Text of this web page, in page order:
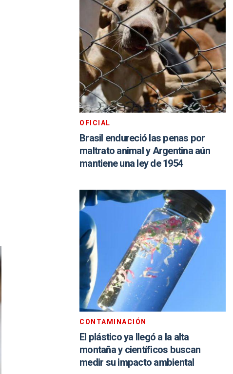
OFICIAL
Brasil endureció las penas por
maltrato animal y Argentina aún
mantiene una ley de 1954
CONTAMINACIÓN
El plástico ya llegó a la alta
montaña y científicos buscan
medir su impacto ambiental